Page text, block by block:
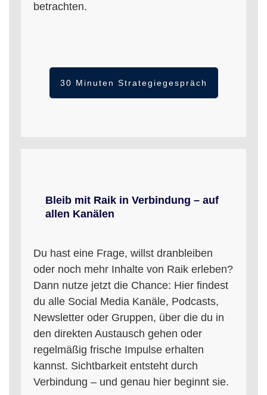
betrachten.
30 Minuten Strategiegespräch
Bleib mit Raik in Verbindung – auf
allen Kanälen
Du hast eine Frage, willst dranbleiben
oder noch mehr Inhalte von Raik erleben?
Dann nutze jetzt die Chance: Hier findest
du alle Social Media Kanäle, Podcasts,
Newsletter oder Gruppen, über die du in
den direkten Austausch gehen oder
regelmäßig frische Impulse erhalten
kannst. Sichtbarkeit entsteht durch
Verbindung – und genau hier beginnt sie.